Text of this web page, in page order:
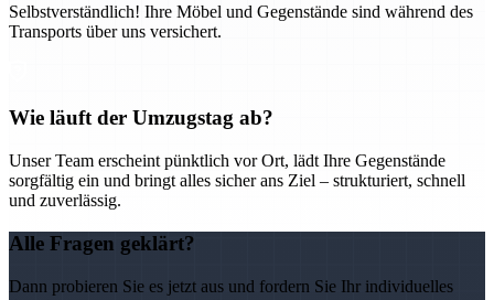
Selbstverständlich! Ihre Möbel und Gegenstände sind während des
Transports über uns versichert.
Wie läuft der Umzugstag ab?
Unser Team erscheint pünktlich vor Ort, lädt Ihre Gegenstände
sorgfältig ein und bringt alles sicher ans Ziel – strukturiert, schnell
und zuverlässig.
Alle Fragen geklärt?
Dann probieren Sie es jetzt aus und fordern Sie Ihr individuelles